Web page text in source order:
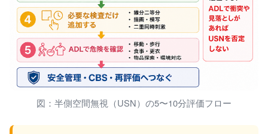
図：半側空間無視（USN）の5〜10分評価フロー